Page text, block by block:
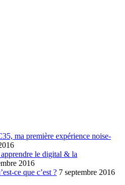
ma première expérience noise-
le digital & la
2016
ce que c’est ? 7 septembre 2016